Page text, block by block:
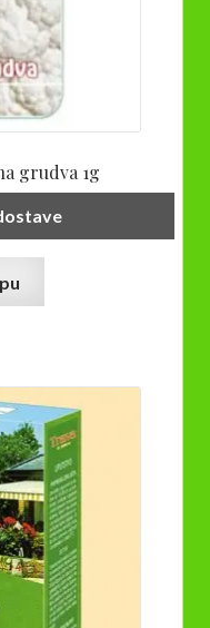
grudva 1g